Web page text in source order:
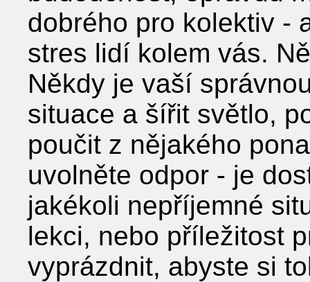
dobrého pro kolektiv -
stres lidí kolem vás.
Někdy je vaší
situace a šířit světlo,
poučit z nějakého
uvolněte odpor - je
jakékoli nepříjemné
lekci, nebo příležitost
vyprázdnit, abyste si